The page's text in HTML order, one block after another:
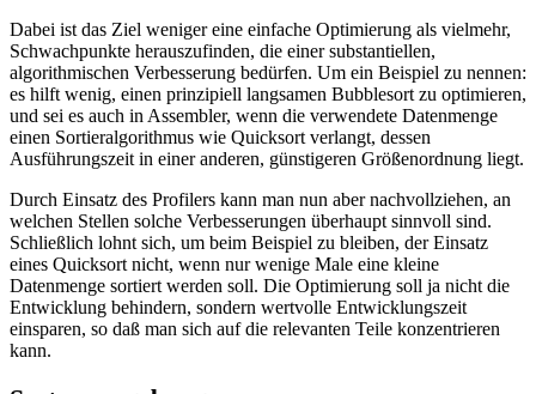
Dabei ist das Ziel weniger eine einfache Optimierung als vielmehr,
Schwachpunkte herauszufinden, die einer substantiellen,
algorithmischen Verbesserung bedürfen. Um ein Beispiel zu nennen:
es hilft wenig, einen prinzipiell langsamen Bubblesort zu optimieren,
und sei es auch in Assembler, wenn die verwendete Datenmenge
einen Sortieralgorithmus wie Quicksort verlangt, dessen
Ausführungszeit in einer anderen, günstigeren Größenordnung liegt.
Durch Einsatz des Profilers kann man nun aber nachvollziehen, an
welchen Stellen solche Verbesserungen überhaupt sinnvoll sind.
Schließlich lohnt sich, um beim Beispiel zu bleiben, der Einsatz
eines Quicksort nicht, wenn nur wenige Male eine kleine
Datenmenge sortiert werden soll. Die Optimierung soll ja nicht die
Entwicklung behindern, sondern wertvolle Entwicklungszeit
einsparen, so daß man sich auf die relevanten Teile konzentrieren
kann.